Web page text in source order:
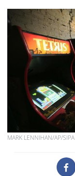
MARK LENNIHAN/AP/SIPA